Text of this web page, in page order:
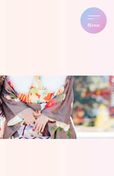
Menu